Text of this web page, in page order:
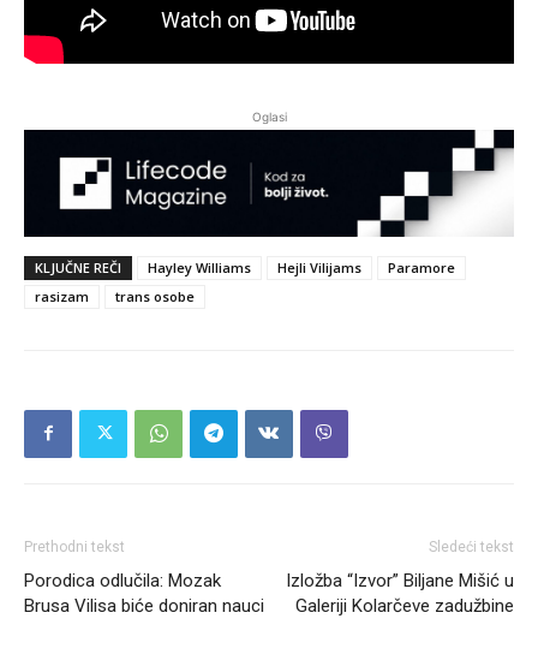
Oglasi
KLJUČNE REČI Hayley Williams Hejli Vilijams
Paramore
rasizam
trans osobe
Prethodni tekst
Porodica odlučila: Mozak
Brusa Vilisa biće doniran nauci
Sledeći tekst
Izložba “Izvor” Biljane Mišić u
Galeriji Kolarčeve zadužbine